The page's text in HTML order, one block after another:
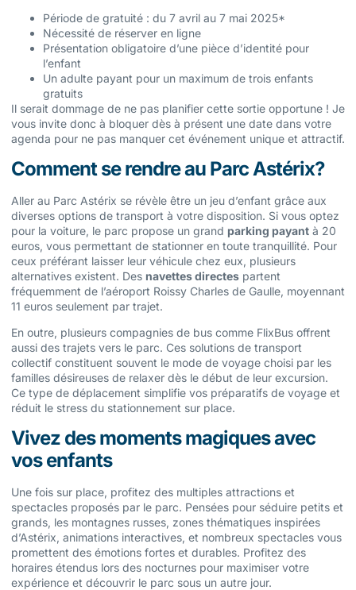
Période de gratuité : du 7 avril au 7 mai 2025*
Nécessité de réserver en ligne
Présentation obligatoire d’une pièce d’identité pour
l’enfant
Un adulte payant pour un maximum de trois enfants
gratuits
Il serait dommage de ne pas planifier cette sortie opportune ! Je
vous invite donc à bloquer dès à présent une date dans votre
agenda pour ne pas manquer cet événement unique et attractif.
Comment se rendre au Parc Astérix?
Aller au Parc Astérix se révèle être un jeu d’enfant grâce aux
diverses options de transport à votre disposition. Si vous optez
pour la voiture, le parc propose un grand parking payant à 20
euros, vous permettant de stationner en toute tranquillité. Pour
ceux préférant laisser leur véhicule chez eux, plusieurs
alternatives existent. Des navettes directes partent
fréquemment de l’aéroport Roissy Charles de Gaulle, moyennant
11 euros seulement par trajet.
En outre, plusieurs compagnies de bus comme FlixBus offrent
aussi des trajets vers le parc. Ces solutions de transport
collectif constituent souvent le mode de voyage choisi par les
familles désireuses de relaxer dès le début de leur excursion.
Ce type de déplacement simplifie vos préparatifs de voyage et
réduit le stress du stationnement sur place.
Vivez des moments magiques avec
vos enfants
Une fois sur place, profitez des multiples attractions et
spectacles proposés par le parc. Pensées pour séduire petits et
grands, les montagnes russes, zones thématiques inspirées
d’Astérix, animations interactives, et nombreux spectacles vous
promettent des émotions fortes et durables. Profitez des
horaires étendus lors des nocturnes pour maximiser votre
expérience et découvrir le parc sous un autre jour.